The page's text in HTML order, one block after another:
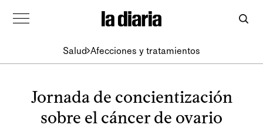
Salud Afecciones y tratamientos
Jornada de concientización
sobre el cáncer de ovario